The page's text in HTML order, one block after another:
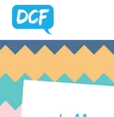
Home
Chi Sono
Lavora con me